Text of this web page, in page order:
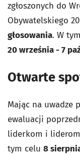
zgłoszonych do
Obywatelskiego
głosowania. W
20 września - 7
Otwarte
Mając na uwadze
ewaluacji
liderkom i
tym celu 8